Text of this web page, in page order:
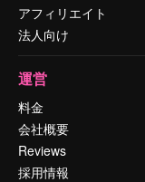
アフィリエイト
法人向け
運営
料金
会社概要
Reviews
採用情報